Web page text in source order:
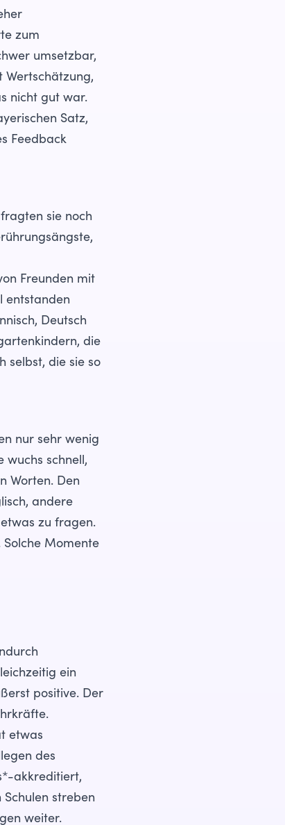
zum
umsetzbar,
Wertschätzung,
nicht gut war.
Satz,
Feedback
sie noch
Freunden mit
entstanden
Deutsch
die
selbst, die sie so
nur sehr wenig
wuchs schnell,
Worten. Den
andere
zu fragen.
Solche Momente
ein
positive. Der
etwas
des
akkreditiert,
streben
weiter.